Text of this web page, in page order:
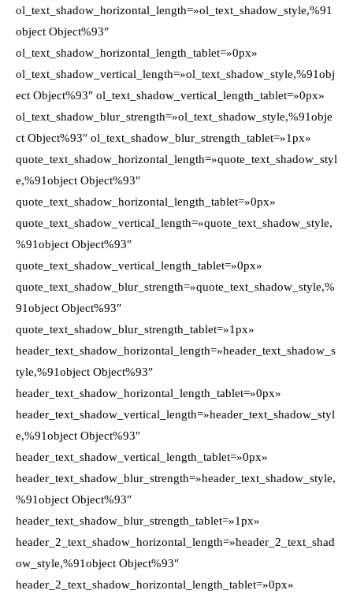
ol_text_shadow_horizontal_length=»ol_text_shadow_style,%91
object Object%93″
ol_text_shadow_horizontal_length_tablet=»0px»
ol_text_shadow_vertical_length=»ol_text_shadow_style,%91obj
ect Object%93″ ol_text_shadow_vertical_length_tablet=»0px»
ol_text_shadow_blur_strength=»ol_text_shadow_style,%91obje
ct Object%93″ ol_text_shadow_blur_strength_tablet=»1px»
quote_text_shadow_horizontal_length=»quote_text_shadow_styl
e,%91object Object%93″
quote_text_shadow_horizontal_length_tablet=»0px»
quote_text_shadow_vertical_length=»quote_text_shadow_style,
%91object Object%93″
quote_text_shadow_vertical_length_tablet=»0px»
quote_text_shadow_blur_strength=»quote_text_shadow_style,%
91object Object%93″
quote_text_shadow_blur_strength_tablet=»1px»
header_text_shadow_horizontal_length=»header_text_shadow_s
tyle,%91object Object%93″
header_text_shadow_horizontal_length_tablet=»0px»
header_text_shadow_vertical_length=»header_text_shadow_styl
e,%91object Object%93″
header_text_shadow_vertical_length_tablet=»0px»
header_text_shadow_blur_strength=»header_text_shadow_style,
%91object Object%93″
header_text_shadow_blur_strength_tablet=»1px»
header_2_text_shadow_horizontal_length=»header_2_text_shad
ow_style,%91object Object%93″
header_2_text_shadow_horizontal_length_tablet=»0px»